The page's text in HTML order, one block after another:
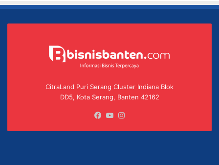
CitraLand Puri Serang Cluster Indiana Blok
DD5, Kota Serang, Banten 42162
Facebook
YouTube